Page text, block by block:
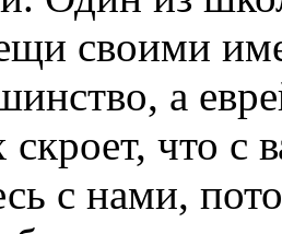
своими
а
скроет, что с
с нами,